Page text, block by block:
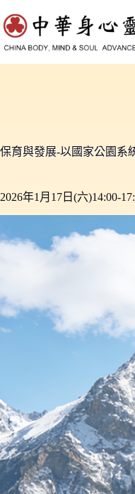
至
主
保育與發展-以國家公園系
2026年1月17日(六)14:00-